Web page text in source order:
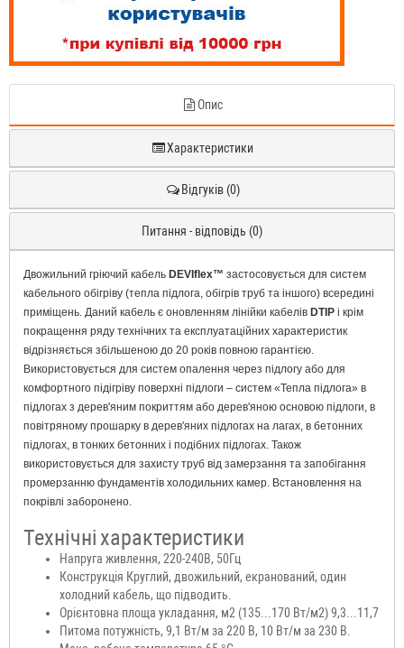
Опис
Характеристики
Відгуків (0)
Питання - відповідь (0)
Двожильний гріючий кабель DEVIflex™ застосовується для систем
кабельного обігріву (тепла підлога, обігрів труб та іншого) всередині
приміщень. Даний кабель є оновленням лінійки кабелів DTIP і крім
покращення ряду технічних та експлуатаційних характеристик
відрізняється збільшеною до 20 років повною гарантією.
Використовується для систем опалення через підлогу або для
комфортного підігріву поверхні підлоги – систем «Тепла підлога» в
підлогах з дерев'яним покриттям або дерев'яною основою підлоги, в
повітряному прошарку в дерев'яних підлогах на лагах, в бетонних
підлогах, в тонких бетонних і подібних підлогах. Також
використовується для захисту труб від замерзання та запобігання
промерзанню фундаментів холодильних камер. Встановлення на
покрівлі заборонено.
Технічні характеристики
Напруга живлення, 220-240В, 50Гц
Конструкція Круглий, двожильний, екранований, один
холодний кабель, що підводить.
Орієнтовна площа укладання, м2 (135...170 Вт/м2) 9,3...11,7
Питома потужність, 9,1 Вт/м за 220 В, 10 Вт/м за 230 В.